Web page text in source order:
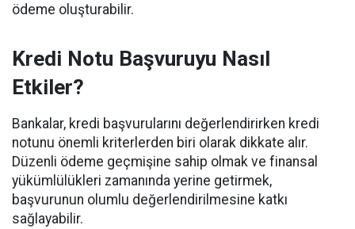
ödeme oluşturabilir.
Kredi Notu Başvuruyu Nasıl
Etkiler?
Bankalar, kredi başvurularını değerlendirirken kredi
notunu önemli kriterlerden biri olarak dikkate alır.
Düzenli ödeme geçmişine sahip olmak ve finansal
yükümlülükleri zamanında yerine getirmek,
başvurunun olumlu değerlendirilmesine katkı
sağlayabilir.